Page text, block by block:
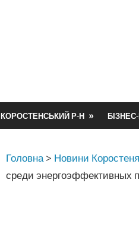
КОРОСТЕНСЬКИЙ Р-Н
Головна > Новини
среди энергоэффективных